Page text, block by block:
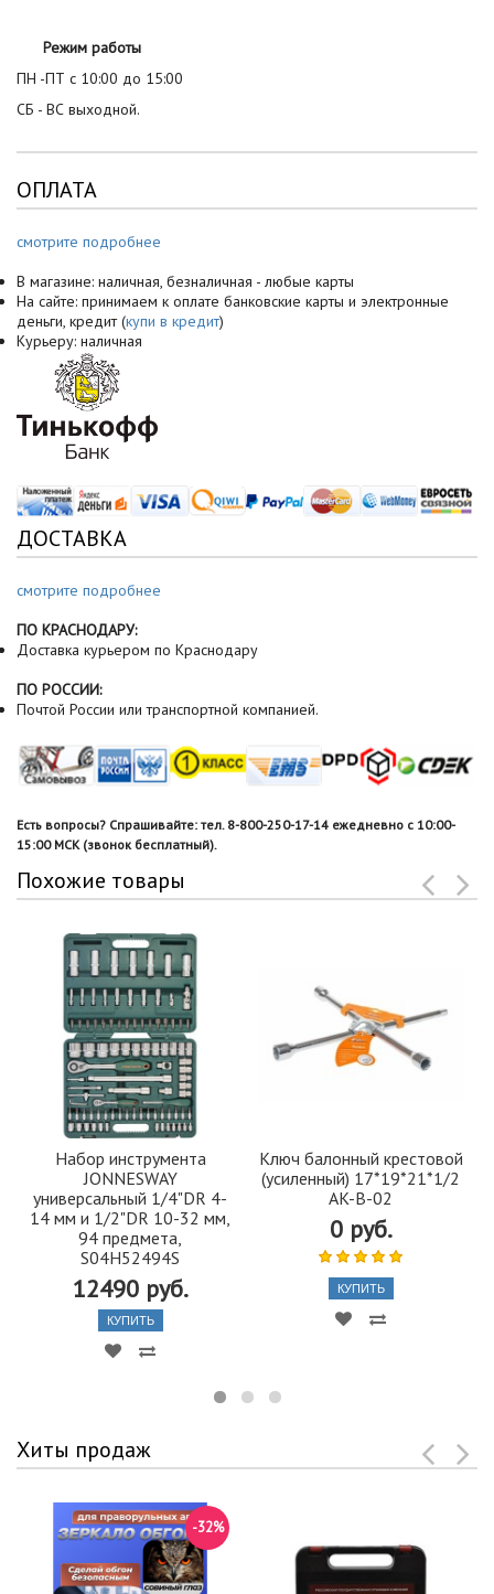
Режим работы
ПН -ПТ с 10:00 до 15:00
СБ - ВС выходной.
ОПЛАТА
смотрите подробнее
В магазине: наличная, безналичная - любые карты
На сайте: принимаем к оплате банковские карты и электронные
деньги, кредит (купи в кредит)
Курьеру: наличная
ДОСТАВКА
смотрите подробнее
ПО КРАСНОДАРУ:
Доставка курьером по Краснодару
ПО РОССИИ:
Почтой России или транспортной компанией.
Есть вопросы? Спрашивайте: тел. 8-800-250-17-14 ежедневно с 10:00-
15:00 МСК (звонок бесплатный).
Похожие товары
Набор инструмента
JONNESWAY
универсальный 1/4"DR 4-
14 мм и 1/2"DR 10-32 мм,
94 предмета,
S04H52494S
12490 руб.
КУПИТЬ
Ключ балонный крестовой
(усиленный) 17*19*21*1/2
AK-B-02
0 руб.
КУПИТЬ
Хиты продаж
-32%